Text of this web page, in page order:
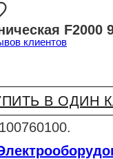
F2000
клиентов
В ОДИН